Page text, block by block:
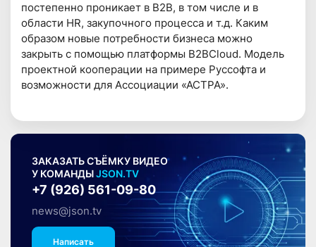
постепенно проникает в B2B, в том числе и в
области HR, закупочного процесса и т.д. Каким
образом новые потребности бизнеса можно
закрыть с помощью платформы B2BCloud. Модель
проектной кооперации на примере Руссофта и
возможности для Ассоциации «АСТРА».
ЗАКАЗАТЬ СЪЁМКУ ВИДЕО
У КОМАНДЫJSON.TV
+7 (926) 561-09-80
news@json.tv
Написать